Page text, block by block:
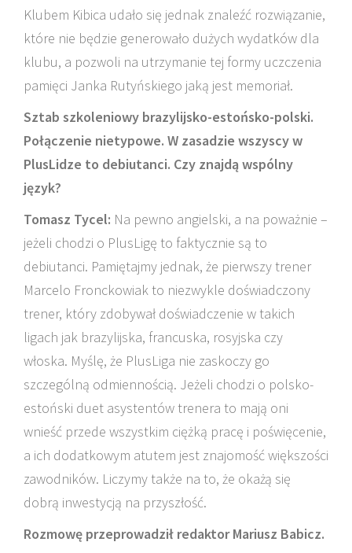
Klubem Kibica udało się jednak znaleźć rozwiązanie,
które nie będzie generowało dużych wydatków dla
klubu, a pozwoli na utrzymanie tej formy uczczenia
pamięci Janka Rutyńskiego jaką jest memoriał.
Sztab szkoleniowy brazylijsko-estońsko-polski.
Połączenie nietypowe. W zasadzie wszyscy w
PlusLidze to debiutanci. Czy znajdą wspólny
język?
Tomasz Tycel: Na pewno angielski, a na poważnie –
jeżeli chodzi o PlusLigę to faktycznie są to
debiutanci. Pamiętajmy jednak, że pierwszy trener
Marcelo Fronckowiak to niezwykle doświadczony
trener, który zdobywał doświadczenie w takich
ligach jak brazylijska, francuska, rosyjska czy
włoska. Myślę, że PlusLiga nie zaskoczy go
szczególną odmiennością. Jeżeli chodzi o polsko-
estoński duet asystentów trenera to mają oni
wnieść przede wszystkim ciężką pracę i poświęcenie,
a ich dodatkowym atutem jest znajomość większości
zawodników. Liczymy także na to, że okażą się
dobrą inwestycją na przyszłość.
Rozmowę przeprowadził redaktor Mariusz Babicz.